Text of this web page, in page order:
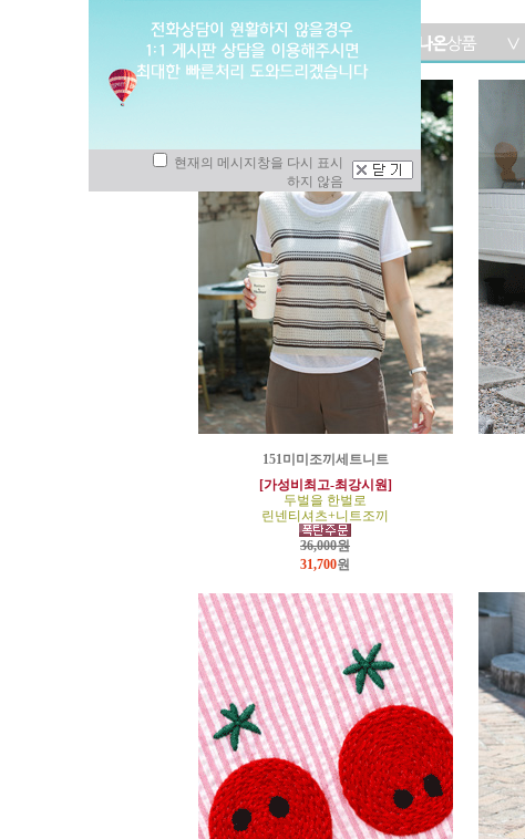
151미미조끼세트니트
[가성비최고-최강시원]
두벌을 한벌로
린넨티셔츠+니트조끼
36,000원
31,700원
현재의 메시지창을 다시 표시
하지 않음